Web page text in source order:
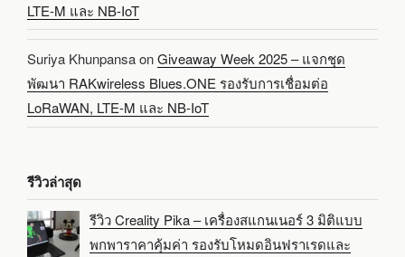
LTE-M และ NB-IoT
Suriya KhunpansaonGiveaway Week 2025 – แจกชุด
พัฒนา RAKwireless Blues.ONE รองรับการเชื่อมต่อ
LoRaWAN, LTE-M และ NB-IoT
รีวิวล่าสุด
รีวิว Creality Pika – เครื่องสแกนเนอร์ 3 มิติแบบ
พกพาราคาคุ้มค่า รองรับโหมดอินฟราเรดและ